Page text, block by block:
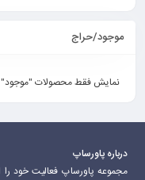
موجود/حراج
نمایش فقط محصولات "موجود"
درباره پاورساپ